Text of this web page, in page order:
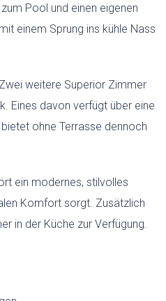
Pool und einen eigenen
einem Sprung ins kühle Nass
weitere Superior Zimmer
Eines davon verfügt über eine
ohne Terrasse dennoch
ein modernes, stilvolles
Komfort sorgt. Zusätzlich
in der Küche zur Verfügung.